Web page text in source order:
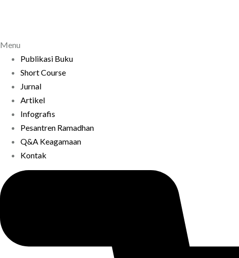
Menu
Publikasi Buku
Short Course
Jurnal
Artikel
Infografis
Pesantren Ramadhan
Q&A Keagamaan
Kontak